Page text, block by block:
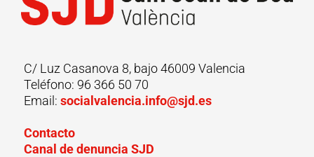
C/ Luz Casanova 8, bajo 46009 Valencia
Teléfono: 96 366 50 70
Email:socialvalencia.info@sjd.es
Contacto
Canal de denuncia SJD